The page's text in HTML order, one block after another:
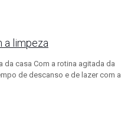
a limpeza
da casa Com a rotina agitada da
de descanso e de lazer com a